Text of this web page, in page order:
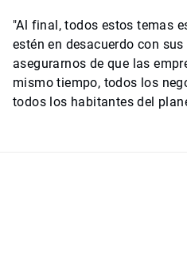
"Al final, todos estos temas
estén en desacuerdo con
asegurarnos de que las
mismo tiempo, todos los
todos los habitantes del